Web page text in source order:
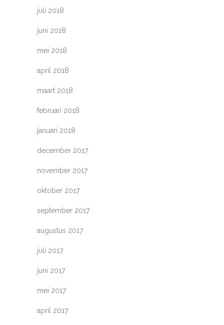
juli 2018
juni 2018
mei 2018
april 2018
maart 2018
februari 2018
januari 2018
december 2017
november 2017
oktober 2017
september 2017
augustus 2017
juli 2017
juni 2017
mei 2017
april 2017